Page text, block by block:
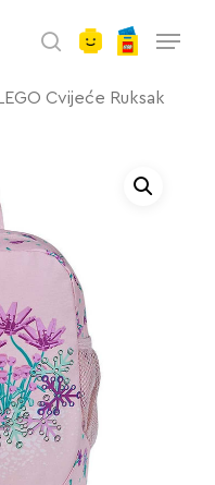
search
LEGO Cvijeće Ruksak